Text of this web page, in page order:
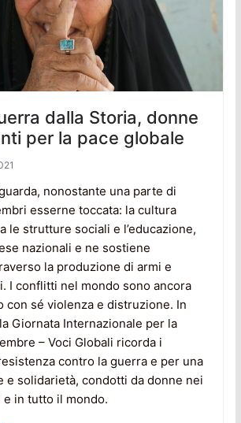
dalla Storia, donne
per la pace globale
nonostante una parte di
esserne toccata: la cultura
le strutture sociali e l’educazione,
nazionali e ne sostiene
la produzione di armi e
I conflitti nel mondo sono ancora
con sé violenza e distruzione. In
Giornata Internazionale per la
– Voci Globali ricorda i
contro la guerra e per una
e solidarietà, condotti da donne nei
in tutto il mondo.